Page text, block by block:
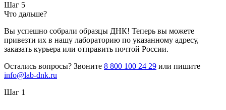
Шаг 5
Что дальше?
Вы успешно собрали образцы ДНК! Теперь вы можете
привезти их в нашу лабораторию по указанному адресу,
заказать курьера или отправить почтой России.
Остались вопросы? Звоните 8 800 100 24 29 или пишите
info@lab-dnk.ru
Шаг 1